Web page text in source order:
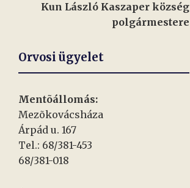
Kun László Kaszaper község
polgármestere
Orvosi ügyelet
Mentõállomás:
Mezõkovácsháza
Árpád u. 167
Tel.: 68/381-453
68/381-018